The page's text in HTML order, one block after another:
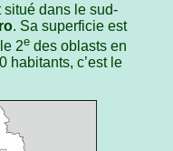
dans le sud-
. Sa superficie est
2e des oblasts en
habitants, c’est le